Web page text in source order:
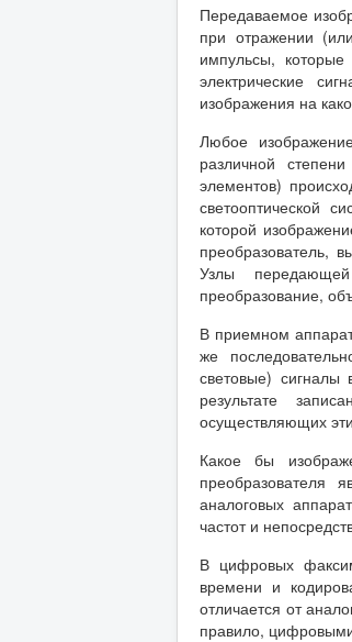
Передаваемое
при отражении
импульсы,
электрические
изображения на
Любое
различной
элементов)
светооптической
которой
преобразователь,
Узлы передающей
преобразование,
В приемном
же
световые)
результате
осуществляющих
Какое бы
аналоговых
частот и
В цифровых
времени и
отличается от
правило,